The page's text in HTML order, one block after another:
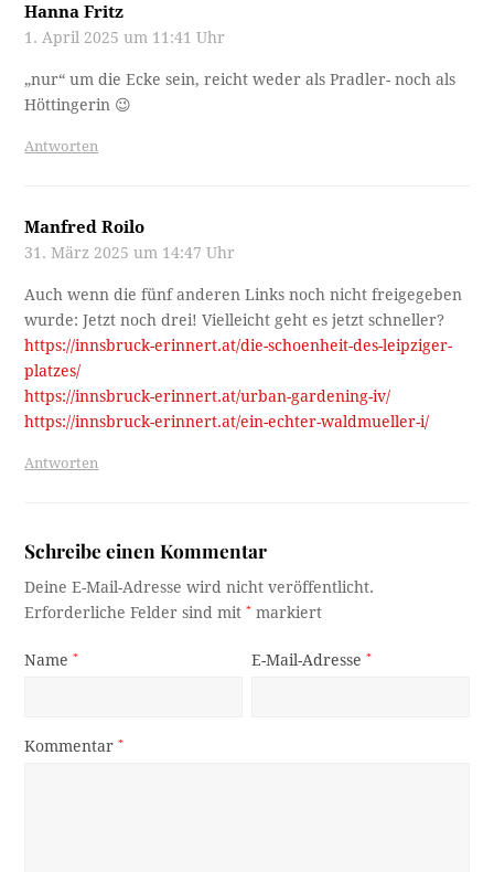
Hanna Fritz
1. April 2025 um 11:41 Uhr
„nur“ um die Ecke sein, reicht weder als Pradler- noch als
Höttingerin 😉
Antworten
Manfred Roilo
31. März 2025 um 14:47 Uhr
Auch wenn die fünf anderen Links noch nicht freigegeben
wurde: Jetzt noch drei! Vielleicht geht es jetzt schneller?
https://innsbruck-erinnert.at/die-schoenheit-des-leipziger-
platzes/
https://innsbruck-erinnert.at/urban-gardening-iv/
https://innsbruck-erinnert.at/ein-echter-waldmueller-i/
Antworten
Schreibe einen Kommentar
Deine E-Mail-Adresse wird nicht veröffentlicht.
Erforderliche Felder sind mit* markiert
Name* E-Mail-Adresse*
Kommentar*